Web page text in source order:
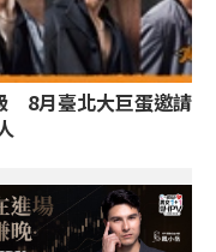
8月臺北大巨蛋邀請